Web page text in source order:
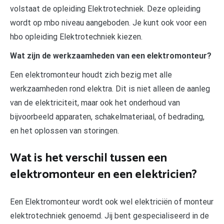
volstaat de opleiding Elektrotechniek. Deze opleiding
wordt op mbo niveau aangeboden. Je kunt ook voor een
hbo opleiding Elektrotechniek kiezen.
Wat zijn de werkzaamheden van een elektromonteur?
Een elektromonteur houdt zich bezig met alle
werkzaamheden rond elektra. Dit is niet alleen de aanleg
van de elektriciteit, maar ook het onderhoud van
bijvoorbeeld apparaten, schakelmateriaal, of bedrading,
en het oplossen van storingen.
Wat is het verschil tussen een
elektromonteur en een elektricien?
Een Elektromonteur wordt ook wel elektriciën of monteur
elektrotechniek genoemd. Jij bent gespecialiseerd in de